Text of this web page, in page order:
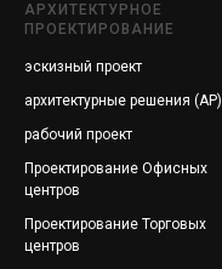
АРХИТЕКТУРНОЕ
ПРОЕКТИРОВАНИЕ
эскизный проект
архитектурные решения (АР)
рабочий проект
Проектирование Офисных
центров
Проектирование Торговых
центров